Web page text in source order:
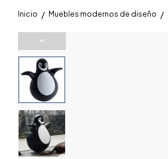
Inicio Muebles modernos de diseño